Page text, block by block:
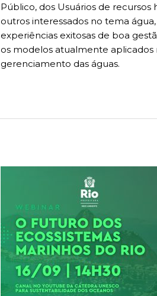
Público, dos Usuários de recursos
outros interessados no tema
experiências exitosas de boa
os modelos atualmente aplicados
gerenciamento das águas.
dos
Ecossistemas
Marinhos
do